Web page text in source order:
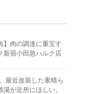
】肉の調達に重宝す
新宿小田急ハルク店
最近改装した素晴ら
が近所にほしい。